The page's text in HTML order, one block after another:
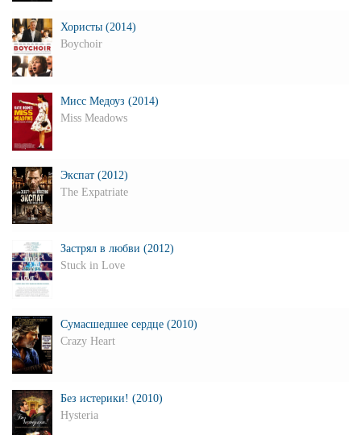
Хористы (2014)
Boychoir
Мисс Медоуз (2014)
Miss Meadows
Экспат (2012)
The Expatriate
Застрял в любви (2012)
Stuck in Love
Сумасшедшее сердце (2010)
Crazy Heart
Без истерики! (2010)
Hysteria